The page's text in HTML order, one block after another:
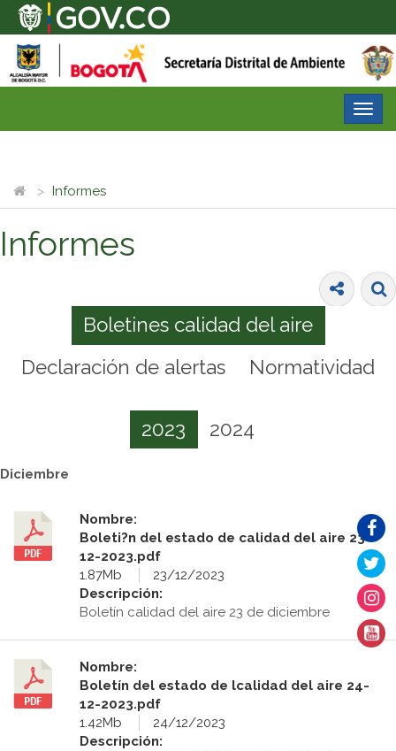
Informes
Informes
Boletines calidad del aire
Declaración de alertas
Normatividad
2023 2024
Diciembre
Nombre:
Boleti?n del estado de calidad del aire 23-
12-2023.pdf
1.87Mb
23/12/2023
Descripción:
Boletín calidad del aire 23 de diciembre
Nombre:
Boletín del estado de lcalidad del aire 24-
12-2023.pdf
1.42Mb
24/12/2023
Descripción: